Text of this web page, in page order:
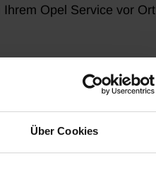
Über Cookies
Ihrem Opel Service vor